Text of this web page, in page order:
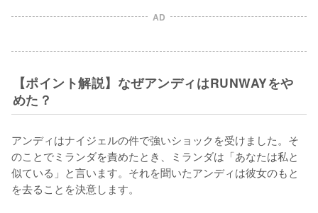
AD
【ポイント解説】なぜアンディはRUNWAYをや
めた？
アンディはナイジェルの件で強いショックを受けました。そ
のことでミランダを責めたとき、ミランダは「あなたは私と
似ている」と言います。それを聞いたアンディは彼女のもと
を去ることを決意します。